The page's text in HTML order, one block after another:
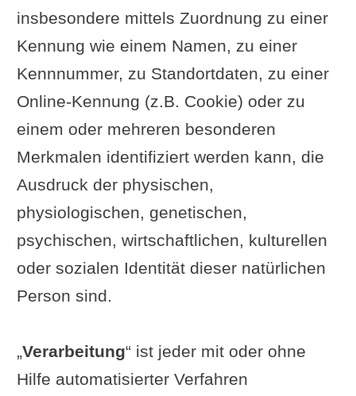
insbesondere mittels Zuordnung zu einer
Kennung wie einem Namen, zu einer
Kennnummer, zu Standortdaten, zu einer
Online-Kennung (z.B. Cookie) oder zu
einem oder mehreren besonderen
Merkmalen identifiziert werden kann, die
Ausdruck der physischen,
physiologischen, genetischen,
psychischen, wirtschaftlichen, kulturellen
oder sozialen Identität dieser natürlichen
Person sind.
„Verarbeitung“ ist jeder mit oder ohne
Hilfe automatisierter Verfahren